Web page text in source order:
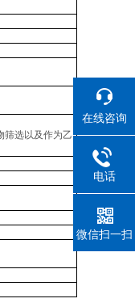
筛选以及作为乙
在线咨询
电话
微信扫一扫